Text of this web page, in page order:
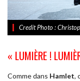
Credit Photo :
« LUMIÈRE !
Comme dans Hamlet,